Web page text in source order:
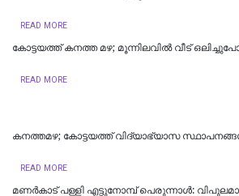
READ MORE
കോട്ടയത്ത് കനത്ത മഴ; മൂന്നിലവിൽ വീട്
READ MORE
കനത്തമഴ; കോട്ടയത്ത് വിദ്യാഭ്യാസ
READ MORE
മണർകാട് പള്ളി എട്ടുനോമ്പ് പെരുന്നാൾ: